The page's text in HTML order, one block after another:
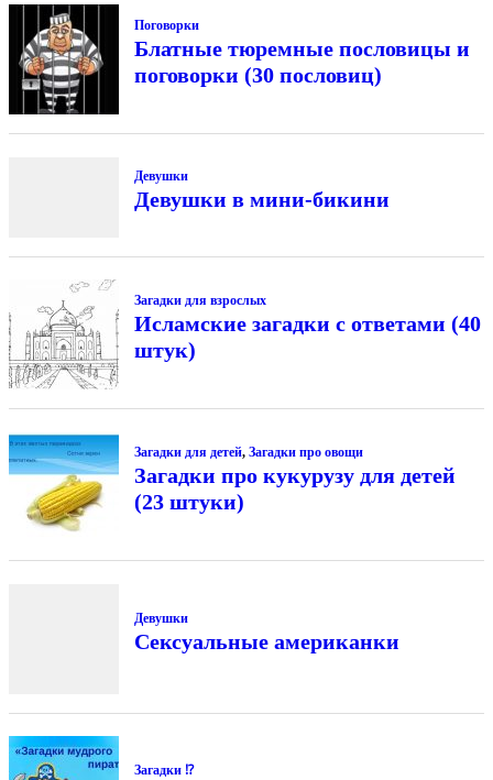
Поговорки
Блатные тюремные пословицы и
поговорки (30 пословиц)
Девушки
Девушки в мини-бикини
Загадки для взрослых
Исламские загадки с ответами (40
штук)
Загадки для детей, Загадки про овощи
Загадки про кукурузу для детей
(23 штуки)
Девушки
Сексуальные американки
Загадки ⁉